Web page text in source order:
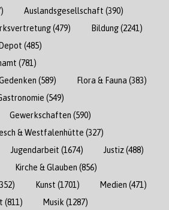
Auslandsgesellschaft (390)
(479) Bildung(2241)
(485)
(781)
(589) Flora & Fauna (383)
(549)
Gewerkschaften (590)
& Westfalenhütte (327)
Jugendarbeit (1674) Justiz(488)
Kirche & Glauben (856)
Kunst (1701) Medien (471)
(811) Musik (1287)